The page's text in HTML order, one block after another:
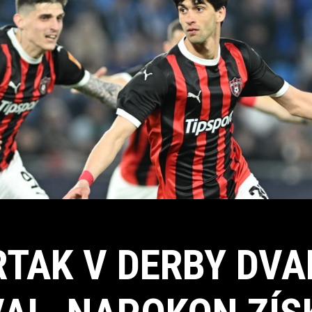
V DERBY